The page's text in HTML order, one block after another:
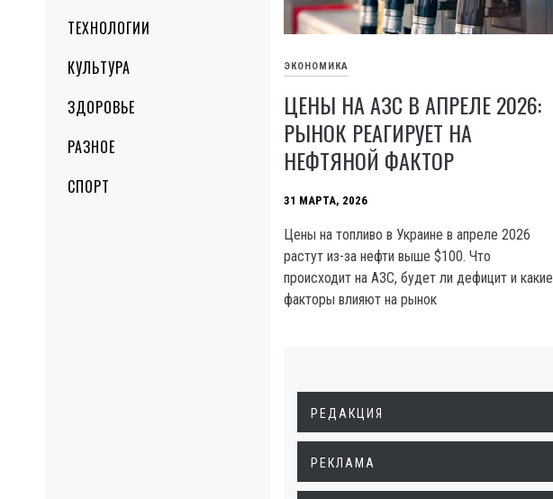
ТЕХНОЛОГИИ
КУЛЬТУРА
ЗДОРОВЬЕ
РАЗНОЕ
СПОРТ
ЭКОНОМИКА
ЦЕНЫ НА АЗС В АПРЕЛЕ 2026:
РЫНОК РЕАГИРУЕТ НА
НЕФТЯНОЙ ФАКТОР
31 МАРТА, 2026
Цены на топливо в Украине в апреле 2026
растут из-за нефти выше $100. Что
происходит на АЗС, будет ли дефицит и какие
факторы влияют на рынок
РЕДАКЦИЯ
РЕКЛАМА